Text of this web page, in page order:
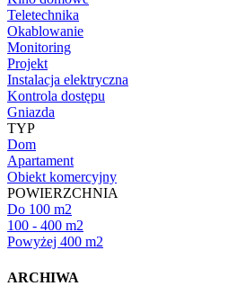
Teletechnika
Okablowanie
Monitoring
Projekt
Instalacja elektryczna
Kontrola dostępu
Gniazda
TYP
Dom
Apartament
Obiekt komercyjny
POWIERZCHNIA
Do 100 m2
100 - 400 m2
Powyżej 400 m2
ARCHIWA